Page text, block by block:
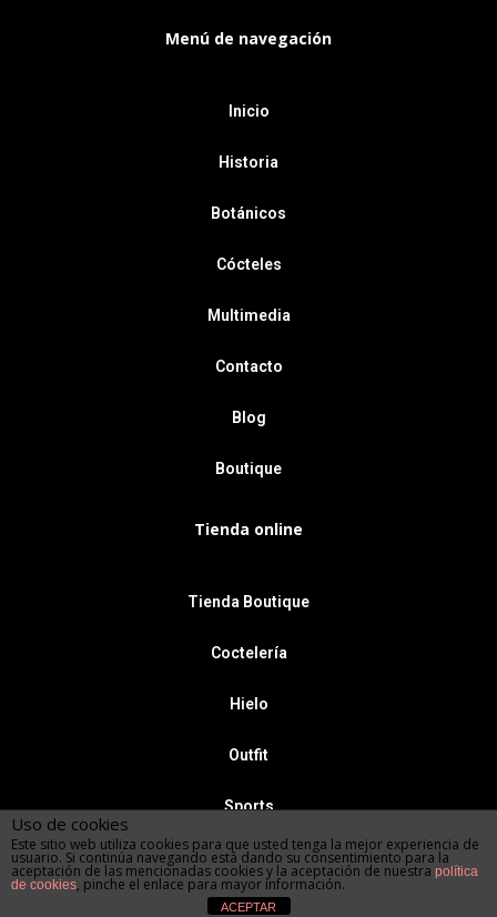
Menú de navegación
Inicio
Historia
Botánicos
Cócteles
Multimedia
Contacto
Blog
Boutique
Tienda online
Tienda Boutique
Coctelería
Hielo
Outfit
Sports
Copyright © 2026 Vones Ginebra Premium
Impulsado porAmaticconsulting
Uso de cookies
Este sitio web utiliza cookies para que usted tenga la mejor experiencia de
usuario. Si continúa navegando está dando su consentimiento para la
aceptación de las mencionadas cookies y la aceptación de nuestra política
de cookies, pinche el enlace para mayor información.
ACEPTAR